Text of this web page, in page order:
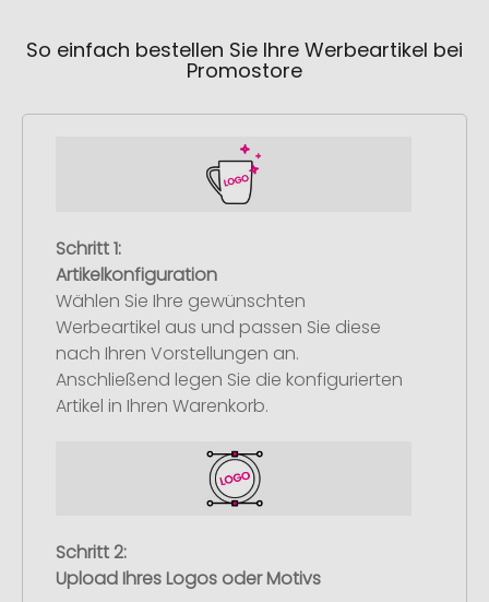
So einfach bestellen Sie Ihre Werbeartikel bei
Promostore
Schritt 1:
Artikelkonfiguration
Wählen Sie Ihre gewünschten
Werbeartikel aus und passen Sie diese
nach Ihren Vorstellungen an.
Anschließend legen Sie die konfigurierten
Artikel in Ihren Warenkorb.
Schritt 2:
Upload Ihres Logos oder Motivs